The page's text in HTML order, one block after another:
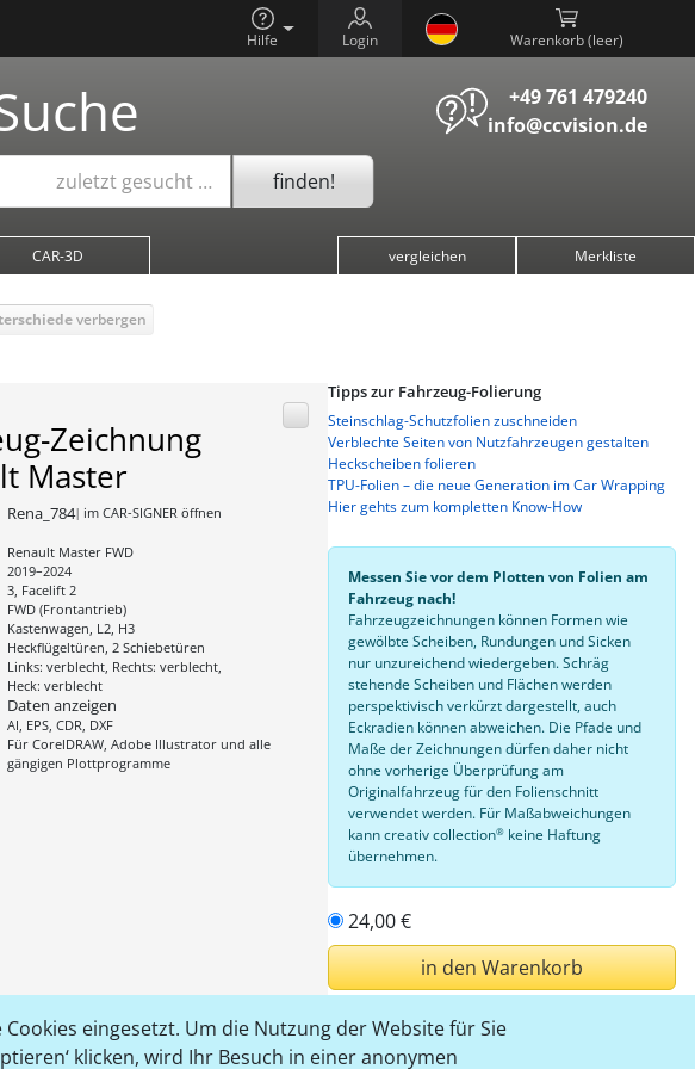
eingesetzt. Um die Nutzung der Website für Sie
klicken, wird Ihr Besuch in einer anonymen
Hilfe Login Warenkorb ( )
+49 761 479240
info@ccvision.de
zuletzt gesucht … finden!
CAR-3D vergleichen Merkliste
verbergen
Zeichnung
Master
Rena_784 im CAR-SIGNER öffnen
Renault Master FWD
2019–2024
3, Facelift 2
FWD (Frontantrieb)
Kastenwagen, L2, H3
Heckflügeltüren, 2 Schiebetüren
Links: verblecht, Rechts: verblecht,
Heck: verblecht
Daten anzeigen
AI, EPS, CDR, DXF
Für CorelDRAW, Adobe Illustrator und alle
gängigen Plottprogramme
Tipps zur Fahrzeug-Folierung
Steinschlag-Schutzfolien zuschneiden
Verblechte Seiten von Nutzfahrzeugen gestalten
Heckscheiben folieren
TPU-Folien – die neue Generation im Car Wrapping
Hier gehts zum kompletten Know-How
Messen Sie vor dem Plotten von Folien am
Fahrzeug nach!
Fahrzeugzeichnungen können Formen wie
gewölbte Scheiben, Rundungen und Sicken
nur unzureichend wiedergeben. Schräg
stehende Scheiben und Flächen werden
perspektivisch verkürzt dargestellt, auch
Eckradien können abweichen. Die Pfade und
Maße der Zeichnungen dürfen daher nicht
ohne vorherige Überprüfung am
Originalfahrzeug für den Folienschnitt
verwendet werden. Für Maßabweichungen
kann creativ collection® keine Haftung
übernehmen.
24,00 €
in den Warenkorb
einloggen